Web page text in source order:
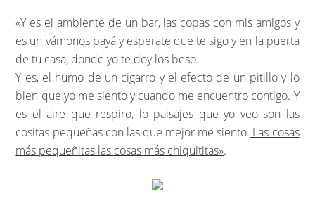
«Y es el ambiente de un bar, las copas con mis amigos y
es un vámonos payá y esperate que te sigo y en la puerta
de tu casa, donde yo te doy los beso.
Y es, el humo de un cigarro y el efecto de un pitillo y lo
bien que yo me siento y cuando me encuentro contigo. Y
es el aire que respiro, lo paisajes que yo veo son las
cositas pequeñas con las que mejor me siento. Las cosas
más pequeñitas las cosas más chiquititas».